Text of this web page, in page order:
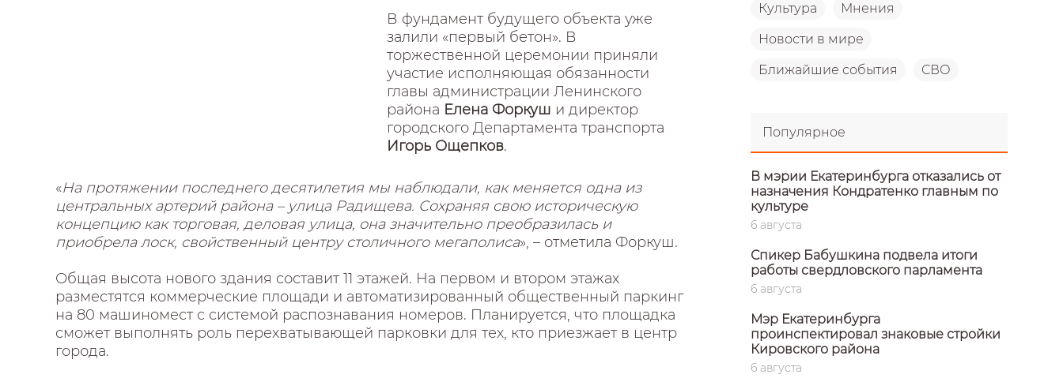
В фундамент будущего объекта уже
залили «первый бетон». В
торжественной церемонии приняли
участие исполняющая обязанности
главы администрации Ленинского
района Елена Форкуш и директор
городского Департамента транспорта
Игорь Ощепков.
«На протяжении последнего десятилетия мы наблюдали, как меняется одна из
центральных артерий района – улица Радищева. Сохраняя свою историческую
концепцию как торговая, деловая улица, она значительно преобразилась и
приобрела лоск, свойственный центру столичного мегаполиса», – отметила Форкуш.
Общая высота нового здания составит 11 этажей. На первом и втором этажах
разместятся коммерческие площади и автоматизированный общественный паркинг
на 80 машиномест с системой распознавания номеров. Планируется, что площадка
сможет выполнять роль перехватывающей парковки для тех, кто приезжает в центр
города.
Культура Мнения
Новости в мире
Ближайшие события СВО
Популярное
В мэрии Екатеринбурга отказались от
назначения Кондратенко главным по
культуре
6 августа
Спикер Бабушкина подвела итоги
работы свердловского парламента
6 августа
Мэр Екатеринбурга
проинспектировал знаковые стройки
Кировского района
6 августа